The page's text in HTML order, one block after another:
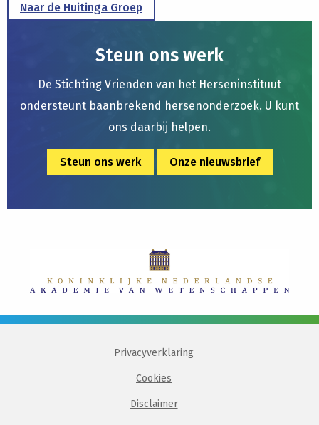
Naar de Huitinga Groep
Steun ons werk
De Stichting Vrienden van het Herseninstituut
ondersteunt baanbrekend hersenonderzoek. U kunt
ons daarbij helpen.
Steun ons werk Onze nieuwsbrief
Privacyverklaring
Cookies
Disclaimer